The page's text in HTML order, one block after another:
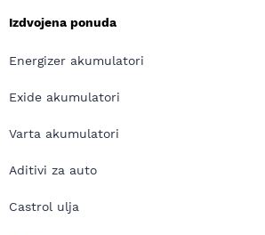
Izdvojena ponuda
Energizer akumulatori
Exide akumulatori
Varta akumulatori
Aditivi za auto
Castrol ulja